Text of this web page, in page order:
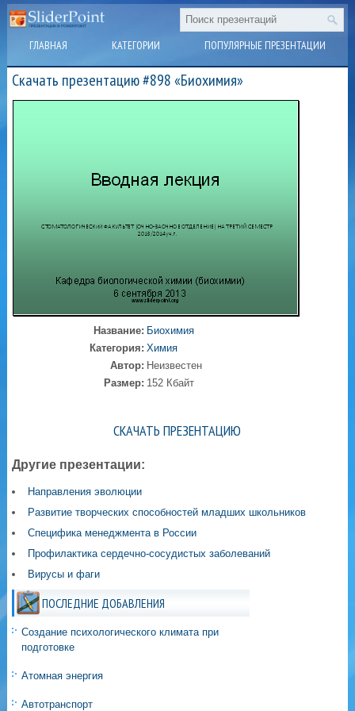
ГЛАВНАЯ КАТЕГОРИИ ПОПУЛЯРНЫЕ ПРЕЗЕНТАЦИИ
Скачать презентацию #898 «Биохимия»
Название: Биохимия
Категория: Химия
Автор: Неизвестен
Размер: 152 Кбайт
СКАЧАТЬ ПРЕЗЕНТАЦИЮ
Другие презентации:
Направления эволюции
Развитие творческих способностей младших школьников
Специфика менеджмента в России
Профилактика сердечно-сосудистых заболеваний
Вирусы и фаги
ПОСЛЕДНИЕ ДОБАВЛЕНИЯ
Создание психологического климата при
подготовке
Атомная энергия
Автотранспорт